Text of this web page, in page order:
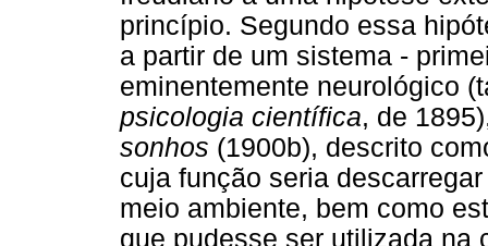
princípio. Segundo essa
a partir de um sistema -
eminentemente neurológico
psicologia científica, de
sonhos (1900b), descrito
cuja função seria
meio ambiente, bem como
que pudesse ser utilizada na